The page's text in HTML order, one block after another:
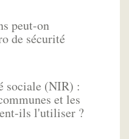
peut-on
de sécurité
sociale (NIR) :
et les
ils l'utiliser ?